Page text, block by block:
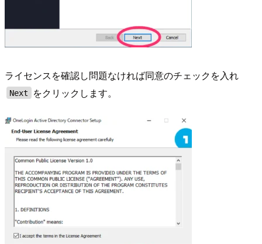
ライセンスを確認し問題なければ同意のチェックを入れ
Next をクリックします。